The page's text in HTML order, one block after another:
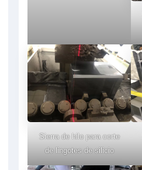
Sierra de hilo para corte
de lingotes de silicio